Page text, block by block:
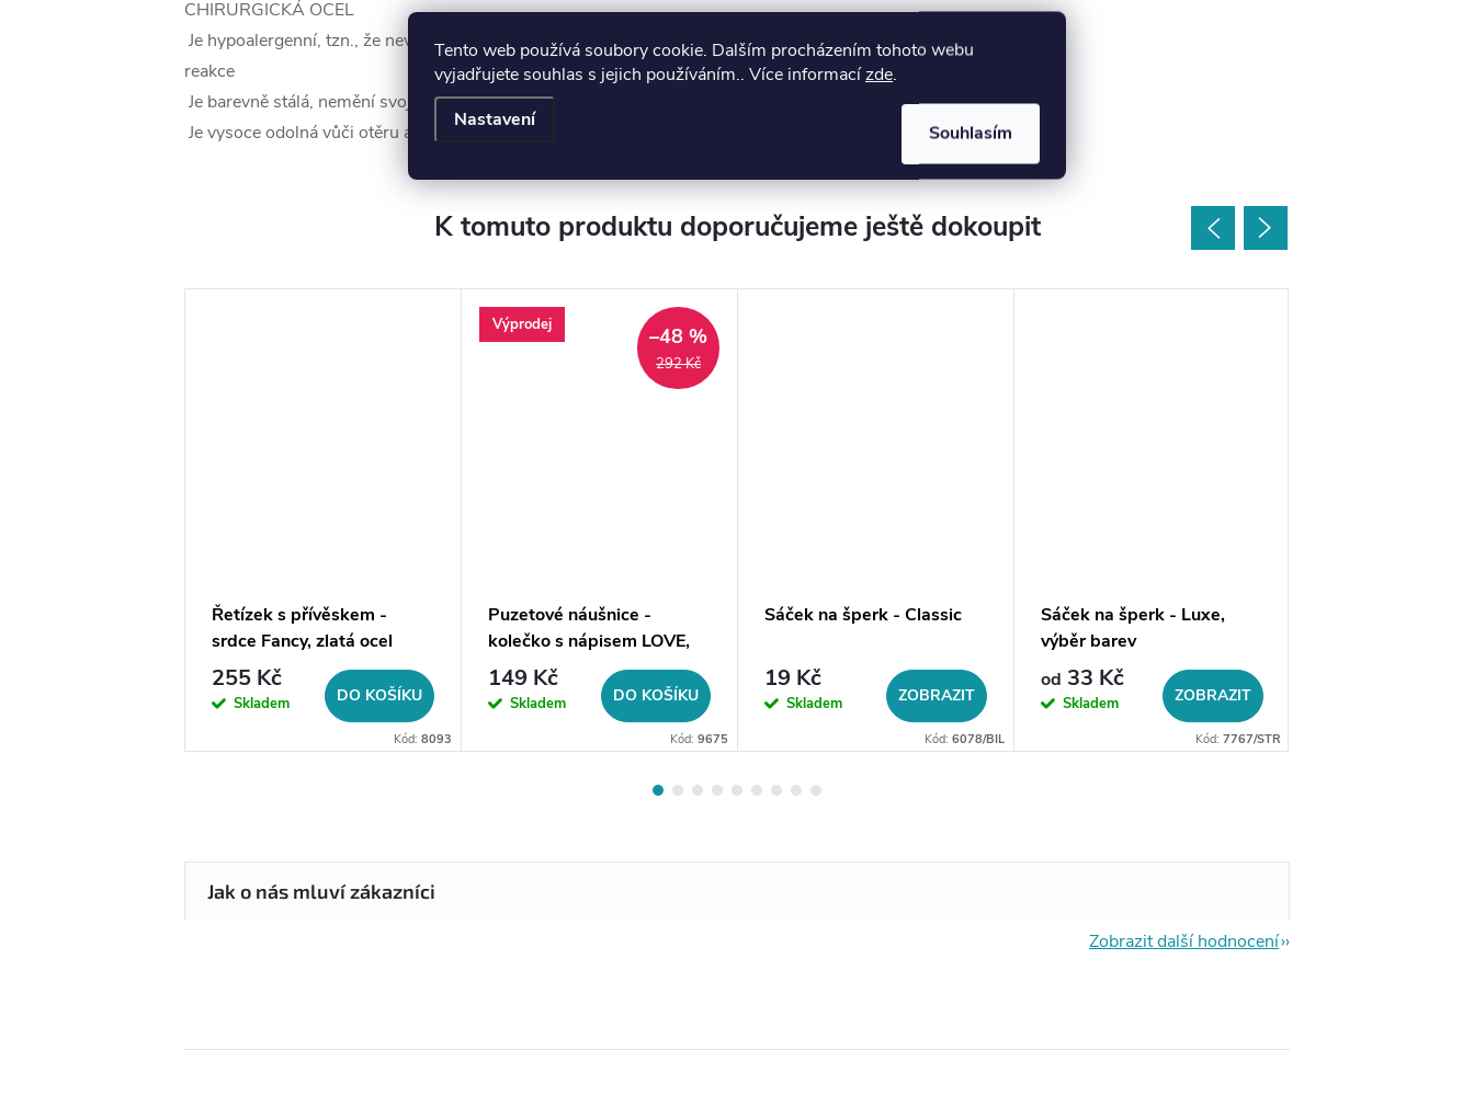
Tento web používá soubory cookie. Dalším procházením tohoto webu
vyjadřujete souhlas s jejich používáním.. Více informacízde.
Nastavení
Souhlasím
CHIRURGICKÁ OCEL
Je hypoalergenní, tzn., že nevyvolává žádné alergické
reakce
Je barevně stálá, nemění svoji barvu
Je vysoce odolná vůči otěru a poškrábání
K tomuto produktu doporučujeme ještě dokoupit
Řetízek s přívěskem -
srdce Fancy, zlatá ocel
255 Kč
Skladem DO KOŠÍKU
Kód: 8093
Výprodej
292 Kč
–48 %
Puzetové náušnice -
kolečko s nápisem LOVE,
stříbrná ocel
149 Kč
Skladem DO KOŠÍKU
Kód: 9675
Sáček na šperk - Classic
19 Kč
Skladem ZOBRAZIT
Kód: 6078/BIL
Sáček na šperk - Luxe,
výběr barev
od 33 Kč
Skladem ZOBRAZIT
Kód: 7767/STR
Zobrazit další hodnocení